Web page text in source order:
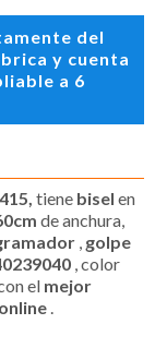
del
y cuenta
a 6
tiene bisel en
de anchura,
, golpe
, color
el mejor
.